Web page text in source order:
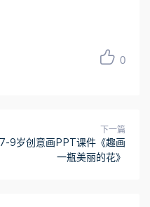
0
下一篇
7-9岁创意画PPT课件《趣画
一瓶美丽的花》